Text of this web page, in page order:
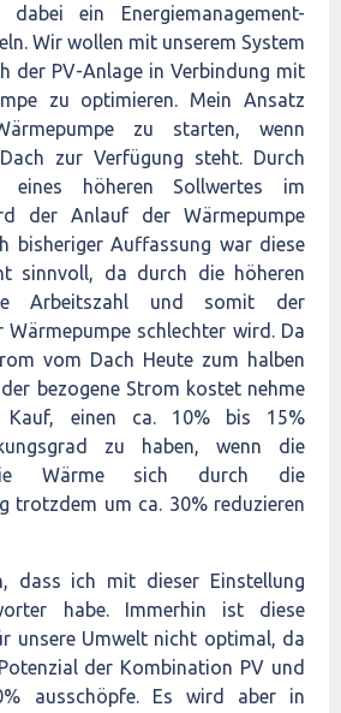
ein Energiemanagement-
Wir wollen mit unserem System
der PV-Anlage in Verbindung mit
zu optimieren. Mein Ansatz
zu starten, wenn
zur Verfügung steht. Durch
eines höheren Sollwertes im
der Anlauf der Wärmepumpe
bisheriger Auffassung war diese
sinnvoll, da durch die höheren
Arbeitszahl und somit der
schlechter wird. Da
vom Dach Heute zum halben
bezogene Strom kostet nehme
einen ca. 10% bis 15%
zu haben, wenn die
Wärme sich durch die
trotzdem um ca. 30% reduzieren
dass ich mit dieser Einstellung
habe. Immerhin ist diese
unsere Umwelt nicht optimal, da
der Kombination PV und
ausschöpfe. Es wird aber in